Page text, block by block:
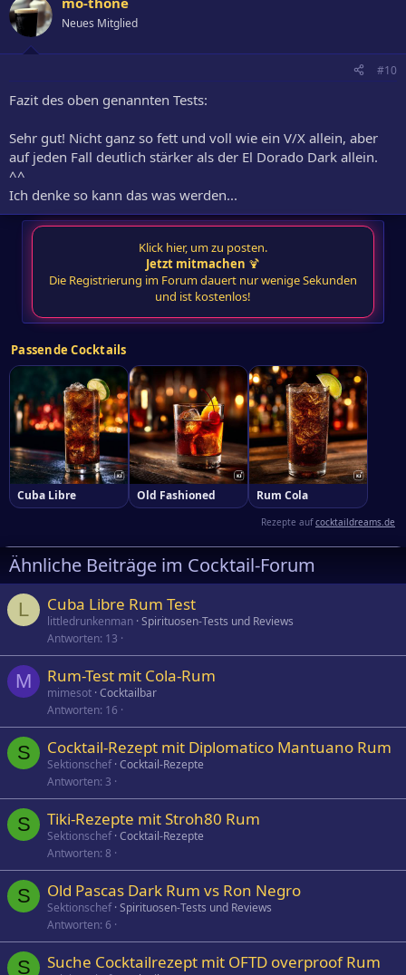
Neues Mitglied
#10
Fazit des oben genannten Tests:
Sehr gut! Nicht ganz so fett und voll wie ein V/X allein, aber
auf jeden Fall deutlich stärker als der El Dorado Dark allein.
^^
Ich denke so kann das was werden...
Klick hier, um zu posten.
Jetzt mitmachen 🍹
Die Registrierung im Forum dauert nur wenige Sekunden
und ist kostenlos!
Passende Cocktails
Cuba Libre Old Fashioned Rum Cola
Rezepte aufcocktaildreams.de
Ähnliche Beiträge im Cocktail-Forum
L Cuba Libre Rum Test
littledrunkenman Spirituosen-Tests und Reviews
Antworten 13
M Rum-Test mit Cola-Rum
mimesot Cocktailbar
Antworten 16
S Cocktail-Rezept mit Diplomatico Mantuano Rum
Sektionschef Cocktail-Rezepte
Antworten 3
S Tiki-Rezepte mit Stroh80 Rum
Sektionschef Cocktail-Rezepte
Antworten 8
S Old Pascas Dark Rum vs Ron Negro
Sektionschef Spirituosen-Tests und Reviews
Antworten 6
S Suche Cocktailrezept mit OFTD overproof Rum